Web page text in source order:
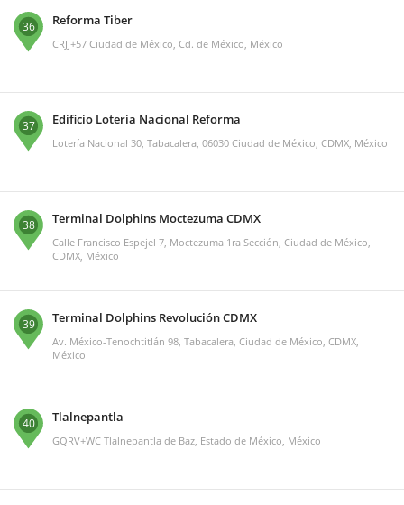
36 Reforma Tiber
CRJJ+57 Ciudad de México, Cd. de México, México
37 Edificio Loteria Nacional Reforma
Lotería Nacional 30, Tabacalera, 06030 Ciudad de México, CDMX, México
38 Terminal Dolphins Moctezuma CDMX
Calle Francisco Espejel 7, Moctezuma 1ra Sección, Ciudad de México,
CDMX, México
39 Terminal Dolphins Revolución CDMX
Av. México-Tenochtitlán 98, Tabacalera, Ciudad de México, CDMX,
México
40 Tlalnepantla
GQRV+WC Tlalnepantla de Baz, Estado de México, México